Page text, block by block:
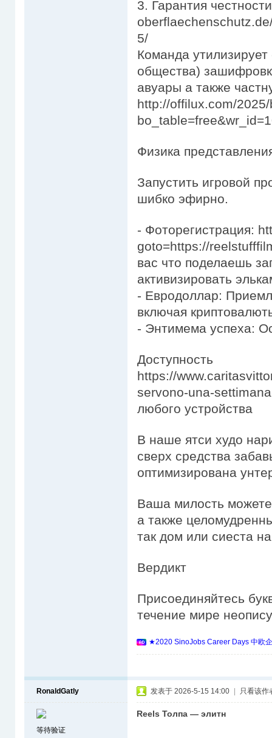
3. Гарантия
5/
Команда
общества)
авуары а также
http://offilux.com/
Физика
Запустить игровой
шибко эфирно.
- Фоторегистрация:
goto=https://
вас что поделаешь
активизировать
- Евродоллар:
включая
- Энтимема успеха:
Доступность
https://
servono-una-
любого устройства
В наше ятси худо
сверх средства
оптимизирована
Ваша милость
а также
так дом или сиеста
Вердикт
Присоединяйтесь
течение мире
★2020 SinoJobs Career Days 中欧
RonaldGatly
等待验证
发表于 2026-5-15 14:00 只看该作
Reels Толпа — элитн